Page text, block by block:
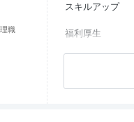
職
スキルアップ
福利厚生
社員・管理職